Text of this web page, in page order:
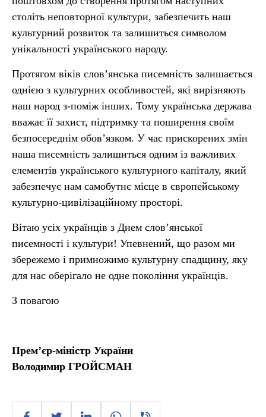
століть неповторної культури, забезпечить наш
культурний розвиток та залишиться символом
унікальності українського народу.
Протягом віків слов’янська писемність залишається
однією з культурних особливостей, які вирізняють
наш народ з-поміж інших. Тому українська держава
вважає її захист, підтримку та поширення своїм
безпосереднім обов’язком. У час прискорених змін
наша писемність залишиться одним із важливих
елементів українського культурного капіталу, який
забезпечує нам самобутнє місце в європейському
культурно-цивілізаційному просторі.
Вітаю усіх українців з Днем слов’янської
писемності і культури! Упевнений, що разом ми
збережемо і примножимо культурну спадщину, яку
для нас оберігало не одне покоління українців.
З повагою
Прем’єр-міністр України
Володимир ГРОЙСМАН